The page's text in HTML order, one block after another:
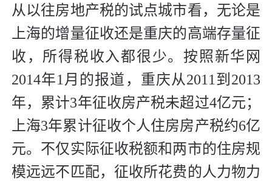
从以往房地产税的试点城市看，无论是
上海的增量征收还是重庆的高端存量征
收，所得税收入都很少。按照新华网
2014年1月的报道，重庆从2011到2013
年，累计3年征收房产税未超过4亿元；
上海3年累计征收个人住房房产税约6亿
元。不仅实际征收税额和两市的住房规
模远远不匹配，征收所花费的人力物力